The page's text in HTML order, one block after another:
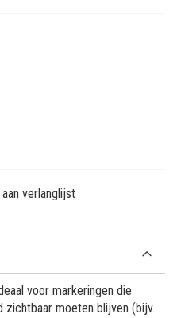
verlanglijst
voor markeringen die
moeten blijven (bijv.